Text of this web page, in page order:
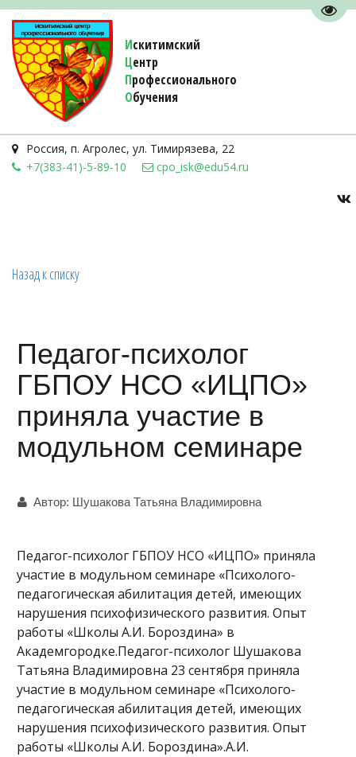
Искитимский
Центр
Профессионального
Обучения
Россия, п. Агролес, ул. Тимирязева, 22
+7(383-41)-5-89-10
cpo_isk@edu54.ru
Назад к списку
Педагог-психолог
ГБПОУ НСО «ИЦПО»
приняла участие в
модульном семинаре
Автор: Шушакова Татьяна Владимировна
Педагог-психолог ГБПОУ НСО «ИЦПО» приняла
участие в модульном семинаре «Психолого-
педагогическая абилитация детей, имеющих
нарушения психофизического развития. Опыт
работы «Школы А.И. Бороздина» в
Академгородке.Педагог-психолог Шушакова
Татьяна Владимировна 23 сентября приняла
участие в модульном семинаре «Психолого-
педагогическая абилитация детей, имеющих
нарушения психофизического развития. Опыт
работы «Школы А.И. Бороздина».А.И.